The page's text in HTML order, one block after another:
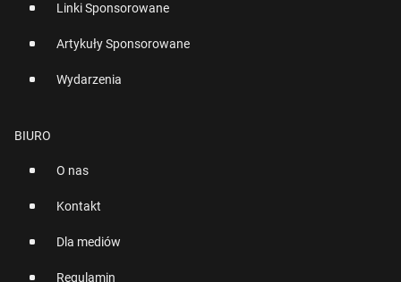
Linki Sponsorowane
Artykuły Sponsorowane
Wydarzenia
BIURO
O nas
Kontakt
Dla mediów
Regulamin